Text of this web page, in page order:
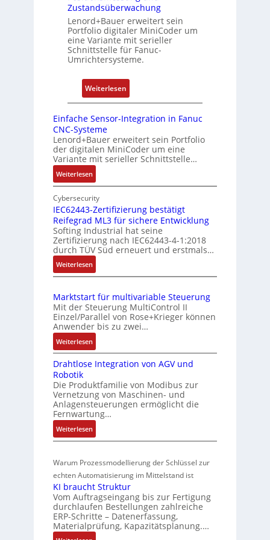
r
n
b
e
r
r
y
i
e
r
t
P
o
t
o
s
m
s
u
n
g
u
d
u
s
t
n
d
ü
b
w
c
h
u
n
g
Zustandsüberwachung
Lenord+Bauer erweitert sein
Portfolio digitaler MiniCoder um
eine Variante mit serieller
Schnittstelle für Fanuc-
Umrichtersysteme.
Weiterlesen:
D
h
g
e
e
k
o
m
b
n
e
r
t
o
s
t
i
s
e
s
s
u
n
g
Einfache Sensor-Integration in Fanuc
CNC-Systeme
Lenord+Bauer erweitert sein Portfolio
der digitalen MiniCoder um eine
Variante mit serieller Schnittstelle…
Weiterlesen:
E
i
n
a
c
h
e
S
n
s
o
r
-
I
n
e
g
r
t
i
n
F
a
n
Cybersecurity
IEC62443-Zertifizierung bestätigt
Reifegrad ML3 für sichere Entwicklung
Softing Industrial hat seine
Zertifizierung nach IEC62443-4-1:2018
durch TÜV Süd erneuert und erstmals…
Weiterlesen:
I
C
6
2
4
4
3
-
e
r
t
f
r
u
n
g
Marktstart für multivariable Steuerung
Mit der Steuerung MultiControl II
Einzel/Parallel von Rose+Krieger können
Anwender bis zu zwei…
Weiterlesen:
M
a
k
t
s
t
a
r
f
ü
r
m
u
l
Drahtlose Integration von AGV und
Robotik
Die Produktfamilie von Modibus zur
Vernetzung von Maschinen- und
Anlagensteuerungen ermöglicht die
Fernwartung…
Weiterlesen:
D
a
h
t
l
o
s
e
Warum Prozessmodellierung der Schlüssel zur
echten Automatisierung im Mittelstand ist
KI braucht Struktur
Vom Auftragseingang bis zur Fertigung
durchlaufen Bestellungen zahlreiche
ERP-Schritte – Datenerfassung,
Materialprüfung, Kapazitätsplanung.…